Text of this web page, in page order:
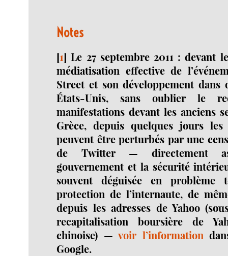
Notes
[1]Le 27 septembre 2011 : devant
médiatisation effective de
Street et son développement dans
États-Unis, sans oublier le
manifestations devant les anciens
Grèce, depuis quelques jours
peuvent être perturbés par une
de Twitter — directement
gouvernement et la sécurité
souvent déguisée en problème
protection de l’internaute, de
depuis les adresses de Yahoo
recapitalisation boursière de
chinoise) —voir l’information
Google.